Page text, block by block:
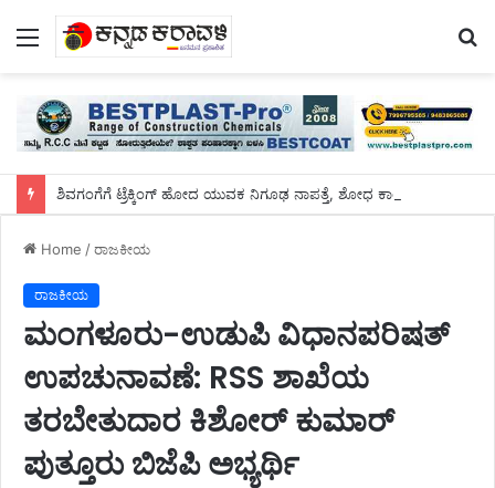
Menu
Home /ರಾಜಕೀಯ
ರಾಜಕೀಯ
ಮಂಗಳೂರು-ಉಡುಪಿ ವಿಧಾನಪರಿಷತ್
ಉಪಚುನಾವಣೆ: RSS ಶಾಖೆಯ
ತರಬೇತುದಾರ ಕಿಶೋರ್ ಕುಮಾರ್
ಪುತ್ತೂರು ಬಿಜೆಪಿ ಅಭ್ಯರ್ಥಿ